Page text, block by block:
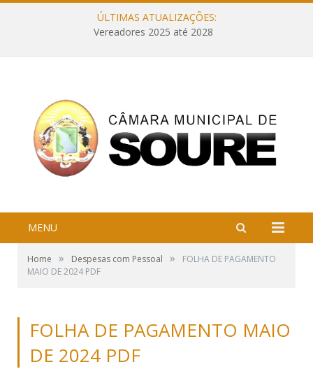
ÚLTIMAS ATUALIZAÇÕES:
Vereadores 2025 até 2028
MENU
Home » Despesas com Pessoal »
FOLHA DE PAGAMENTO
MAIO DE 2024 PDF
FOLHA DE PAGAMENTO MAIO
DE 2024 PDF